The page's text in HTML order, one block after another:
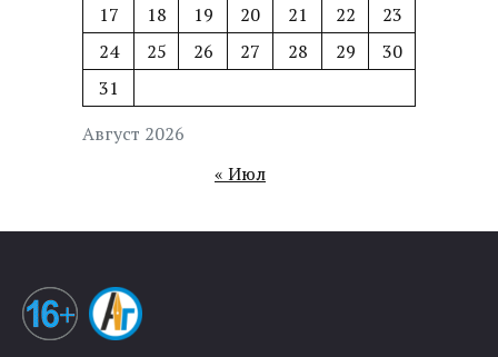
Август 2026
17
18 19 20 21 22
23
24
25 26 27 28 29
30
31
« Июл